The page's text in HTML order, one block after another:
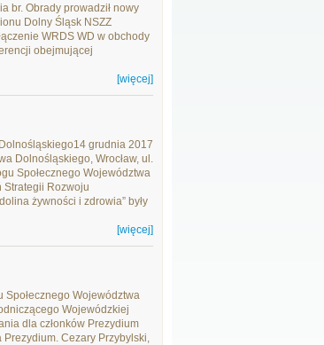
br. Obrady prowadził nowy
Dolny Śląsk NSZZ
WRDS WD w obchody
obejmującej
[więcej]
grudnia 2017
Dolnośląskiego, Wrocław, ul.
Społecznego Województwa
Strategii Rozwoju
żywności i zdrowia” były
[więcej]
Województwa
Wojewódzkiej
dla członków Prezydium
Prezydium. Cezary Przybylski,